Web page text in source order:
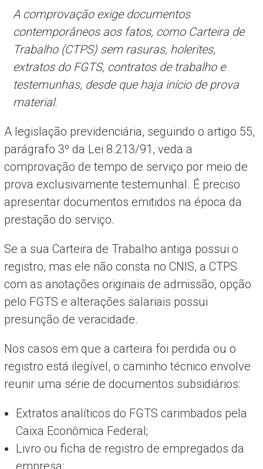
A comprovação exige documentos
contemporâneos aos fatos, como Carteira de
Trabalho (CTPS) sem rasuras, holerites,
extratos do FGTS, contratos de trabalho e
testemunhas, desde que haja início de prova
material.
A legislação previdenciária, seguindo o artigo 55,
parágrafo 3º da Lei 8.213/91, veda a
comprovação de tempo de serviço por meio de
prova exclusivamente testemunhal. É preciso
apresentar documentos emitidos na época da
prestação do serviço.
Se a sua Carteira de Trabalho antiga possui o
registro, mas ele não consta no CNIS, a CTPS
com as anotações originais de admissão, opção
pelo FGTS e alterações salariais possui
presunção de veracidade.
Nos casos em que a carteira foi perdida ou o
registro está ilegível, o caminho técnico envolve
reunir uma série de documentos subsidiários:
Extratos analíticos do FGTS carimbados pela
Caixa Econômica Federal;
Livro ou ficha de registro de empregados da
empresa;